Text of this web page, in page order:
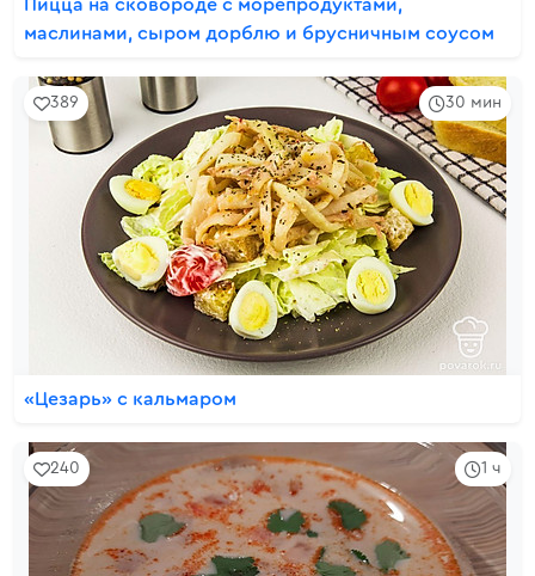
Пицца на сковороде с морепродуктами,
маслинами, сыром дорблю и брусничным соусом
30 мин
389
«Цезарь» с кальмаром
1 ч
240